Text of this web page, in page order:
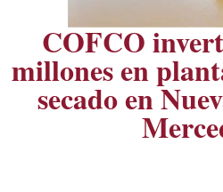
COFCO
millones en
secado en